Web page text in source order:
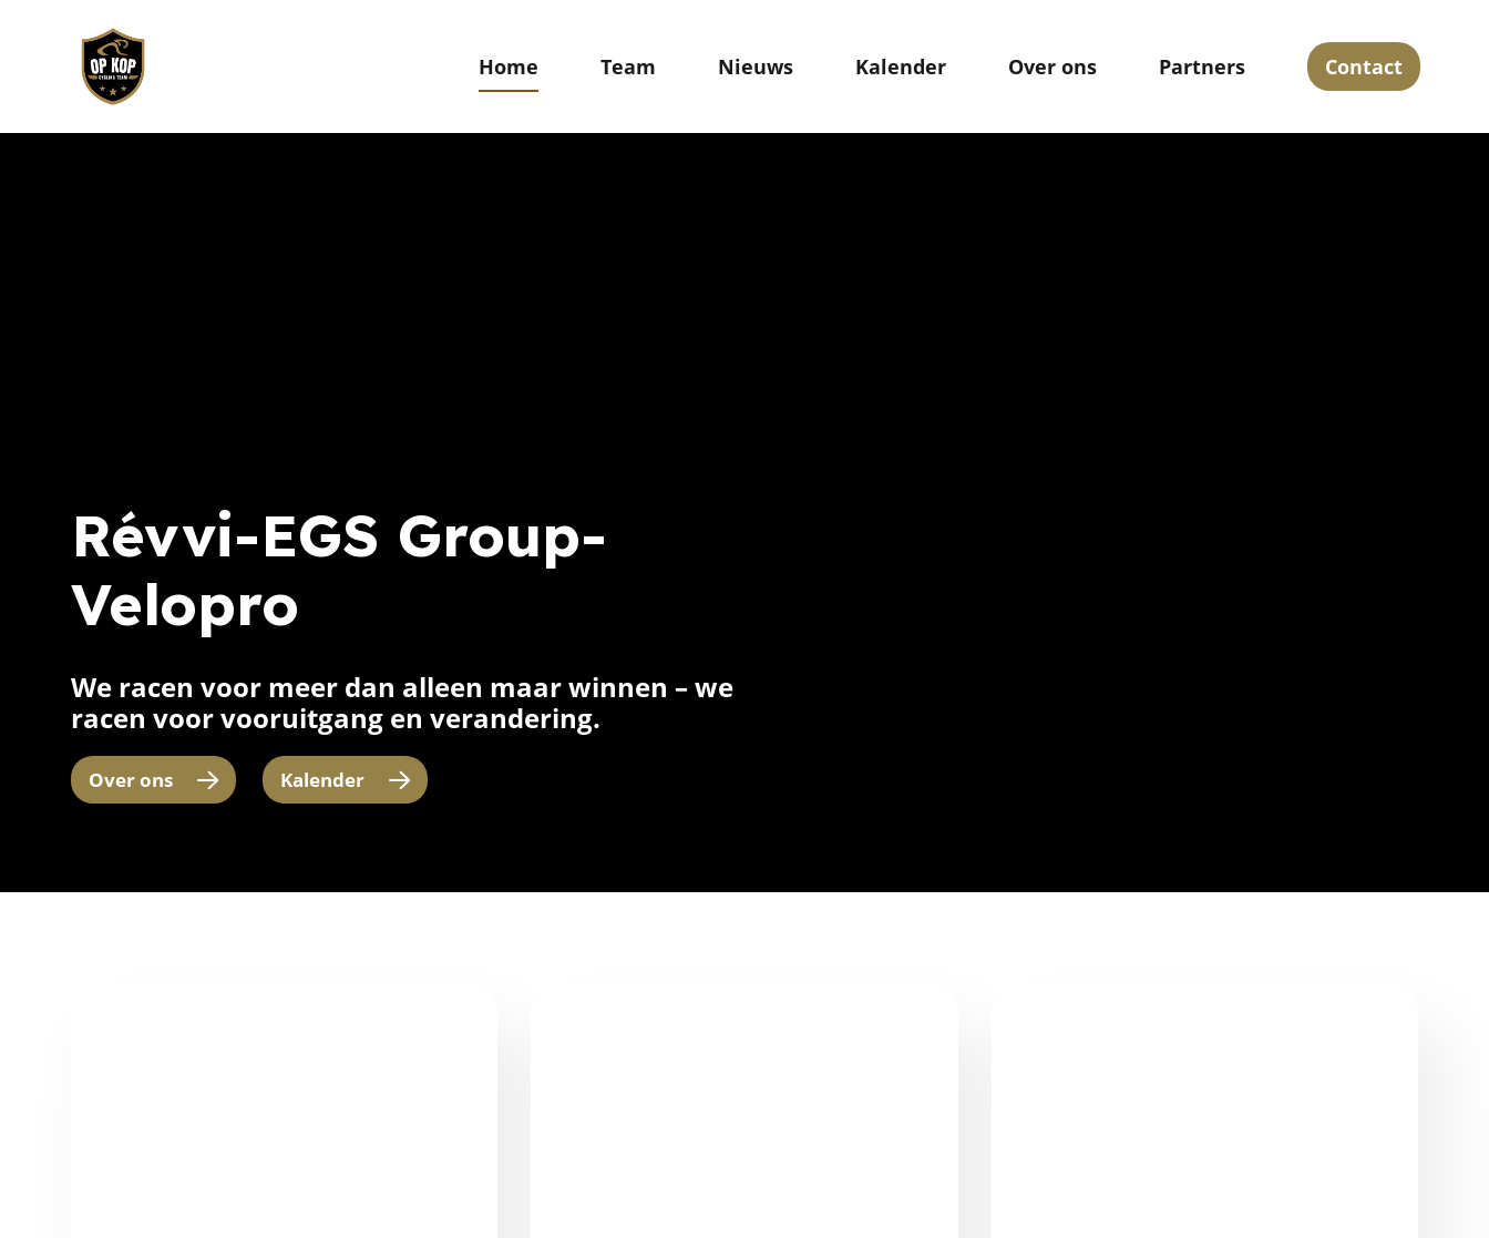
hoofdinhoud
Home Team Nieuws Kalender Over ons Partners Contact
Révvi-EGS Group-
Velopro
We racen voor meer dan alleen maar winnen – we
racen voor vooruitgang en verandering.
Over ons Kalender
Home